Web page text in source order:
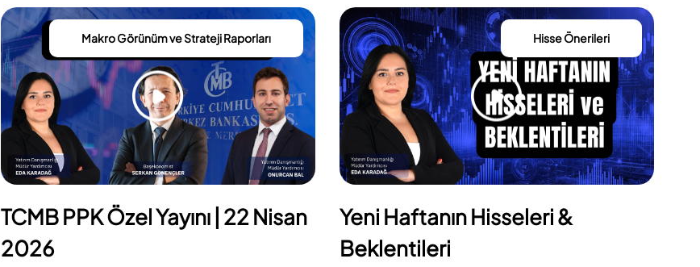
Makro Görünüm ve Strateji Raporları
TCMB PPK Özel Yayını | 22 Nisan
2026
Hisse Önerileri
Yeni Haftanın Hisseleri &
Beklentileri